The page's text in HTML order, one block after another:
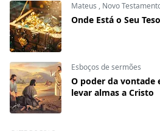
Mateus , Novo
Onde Está o Seu
Esboços de sermões
O poder da vontade
levar almas a Cristo